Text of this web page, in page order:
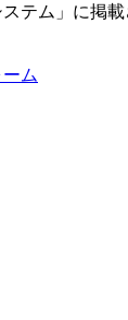
ステム」に掲
ム